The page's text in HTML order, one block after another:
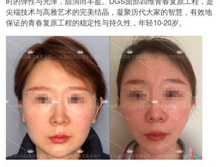
尖端技术与高雅艺术的完美结晶，凝聚历代大家的智慧，有效地
保证的青春复原工程的稳定性与持久性，年轻10-20岁。